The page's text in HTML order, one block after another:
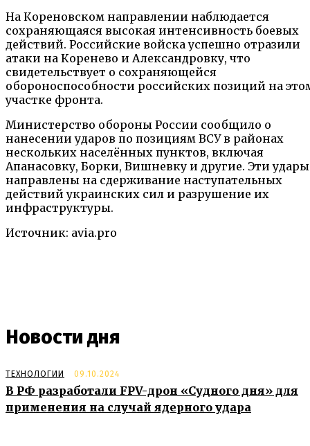
На Кореновском направлении наблюдается
сохраняющаяся высокая интенсивность боевых
действий. Российские войска успешно отразили
атаки на Коренево и Александровку, что
свидетельствует о сохраняющейся
обороноспособности российских позиций на
участке фронта.
Министерство обороны России сообщило о
нанесении ударов по позициям ВСУ в районах
нескольких населённых пунктов, включая
Апанасовку, Борки, Вишневку и другие. Эти удары
направлены на сдерживание наступательных
действий украинских сил и разрушение их
инфраструктуры.
Источник: avia.pro
Новости дня
ТЕХНОЛОГИИ 09.10.2024
В РФ разработали FPV-дрон «Судного дня» для
применения на случай ядерного удара